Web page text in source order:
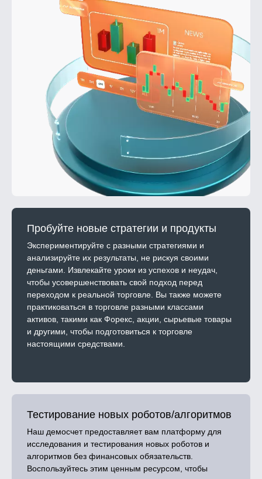
Пробуйте новые стратегии и продукты
Экспериментируйте с разными стратегиями и
анализируйте их результаты, не рискуя своими
деньгами. Извлекайте уроки из успехов и неудач,
чтобы усовершенствовать свой подход перед
переходом к реальной торговле. Вы также можете
практиковаться в торговле разными классами
активов, такими как Форекс, акции, сырьевые товары
и другими, чтобы подготовиться к торговле
настоящими средствами.
Тестирование новых роботов/алгоритмов
Наш демосчет предоставляет вам платформу для
исследования и тестирования новых роботов и
алгоритмов без финансовых обязательств.
Воспользуйтесь этим ценным ресурсом, чтобы